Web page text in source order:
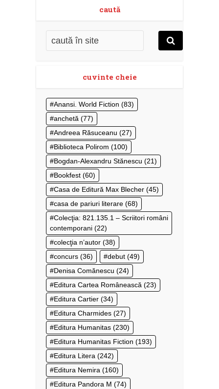
caută
cuvinte cheie
Anansi. World Fiction (83)
anchetă (77)
Andreea Răsuceanu (27)
Biblioteca Polirom (100)
Bogdan-Alexandru Stănescu (21)
Bookfest (60)
Casa de Editură Max Blecher (45)
casa de pariuri literare (68)
Colecţia: 821.135.1 – Scriitori români
contemporani (22)
colecţia n’autor (38)
concurs (36) debut (49)
Denisa Comănescu (24)
Editura Cartea Românească (23)
Editura Cartier (34)
Editura Charmides (27)
Editura Humanitas (230)
Editura Humanitas Fiction (193)
Editura Litera (242)
Editura Nemira (160)
Editura Pandora M (74)